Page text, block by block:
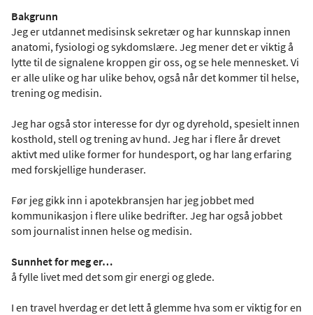
Bakgrunn
Jeg er utdannet medisinsk sekretær og har kunnskap innen
anatomi, fysiologi og sykdomslære. Jeg mener det er viktig å
lytte til de signalene kroppen gir oss, og se hele mennesket. Vi
er alle ulike og har ulike behov, også når det kommer til helse,
trening og medisin.
Jeg har også stor interesse for dyr og dyrehold, spesielt innen
kosthold, stell og trening av hund. Jeg har i flere år drevet
aktivt med ulike former for hundesport, og har lang erfaring
med forskjellige hunderaser.
Før jeg gikk inn i apotekbransjen har jeg jobbet med
kommunikasjon i flere ulike bedrifter. Jeg har også jobbet
som journalist innen helse og medisin.
Sunnhet for meg er…
å fylle livet med det som gir energi og glede.
I en travel hverdag er det lett å glemme hva som er viktig for en